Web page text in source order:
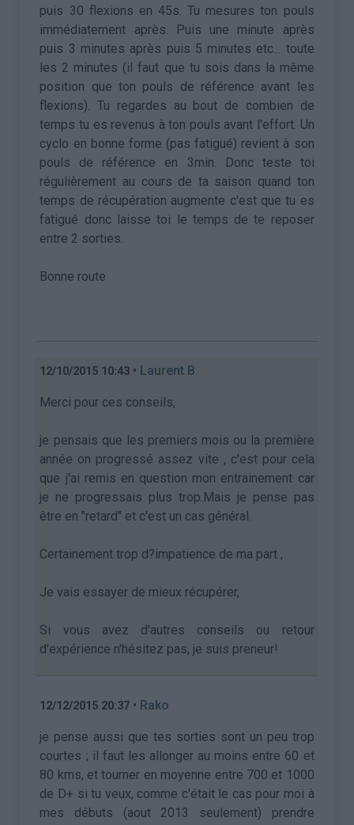
puis 30 flexions en 45s. Tu mesures ton pouls
immédiatement après. Puis une minute après
puis 3 minutes après puis 5 minutes etc... toute
les 2 minutes (il faut que tu sois dans la même
position que ton pouls de référence avant les
flexions). Tu regardes au bout de combien de
temps tu es revenus à ton pouls avant l'effort. Un
cyclo en bonne forme (pas fatigué) revient à son
pouls de référence en 3min. Donc teste toi
régulièrement au cours de ta saison quand ton
temps de récupération augmente c'est que tu es
fatigué donc laisse toi le temps de te reposer
entre 2 sorties.
Bonne route
12/10/2015 10:43 • Laurent B
Merci pour ces conseils,
je pensais que les premiers mois ou la première
année on progressé assez vite , c'est pour cela
que j'ai remis en question mon entrainement car
je ne progressais plus trop.Mais je pense pas
être en "retard" et c'est un cas général.
Certainement trop d?impatience de ma part ,
Je vais essayer de mieux récupérer,
Si vous avez d'autres conseils ou retour
d'expérience n'hésitez pas, je suis preneur!
12/12/2015 20:37 • Rako
je pense aussi que tes sorties sont un peu trop
courtes ; il faut les allonger au moins entre 60 et
80 kms, et tourner en moyenne entre 700 et 1000
de D+ si tu veux, comme c'était le cas pour moi à
mes débuts (aout 2013 seulement) prendre